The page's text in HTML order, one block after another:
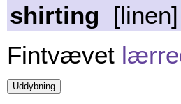
shirting [linen]
Fintvævet